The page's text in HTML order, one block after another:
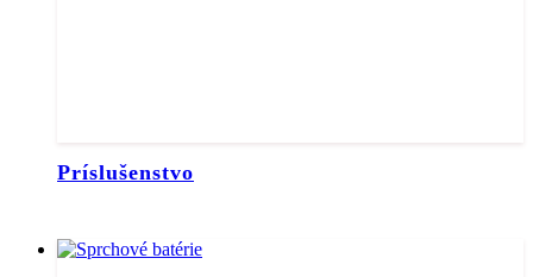
Príslušenstvo